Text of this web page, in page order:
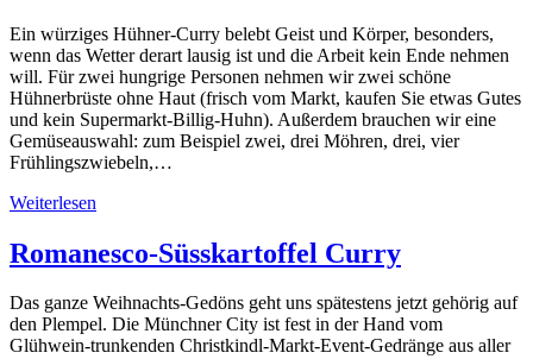
Ein würziges Hühner-Curry belebt Geist und Körper, besonders,
wenn das Wetter derart lausig ist und die Arbeit kein Ende nehmen
will. Für zwei hungrige Personen nehmen wir zwei schöne
Hühnerbrüste ohne Haut (frisch vom Markt, kaufen Sie etwas Gutes
und kein Supermarkt-Billig-Huhn). Außerdem brauchen wir eine
Gemüseauswahl: zum Beispiel zwei, drei Möhren, drei, vier
Frühlingszwiebeln,…
Weiterlesen
Romanesco-Süsskartoffel Curry
Das ganze Weihnachts-Gedöns geht uns spätestens jetzt gehörig auf
den Plempel. Die Münchner City ist fest in der Hand vom
Glühwein-trunkenden Christkindl-Markt-Event-Gedränge aus aller